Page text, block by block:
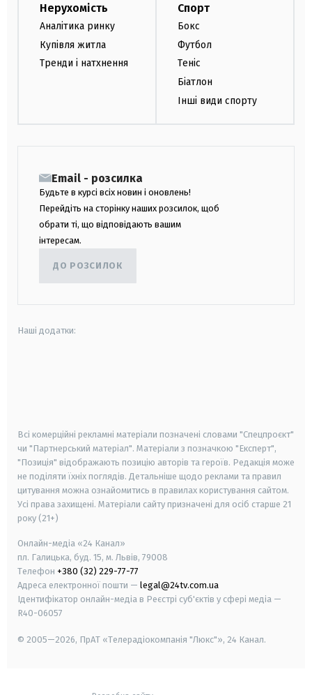
Нерухомість
Аналітика ринку
Купівля житла
Тренди і натхнення
Спорт
Бокс
Футбол
Теніс
Біатлон
Інші види спорту
Email - розсилка
Будьте в курсі всіх новин і оновлень!
Перейдіть на сторінку наших розсилок, щоб
обрати ті, що відповідають вашим
інтересам.
ДО РОЗСИЛОК
Наші додатки:
Всі комерційні рекламні матеріали позначені словами "Спецпроєкт"
чи "Партнерський матеріал". Матеріали з позначкою "Експерт",
"Позиція" відображають позицію авторів та героїв. Редакція може
не поділяти їхніх поглядів. Детальніше щодо реклами та правил
цитування можна ознайомитись в правилах користування сайтом.
Усі права захищені. Матеріали сайту призначені для осіб старше 21
року (21+)
Онлайн-медіа «24 Канал»
пл. Галицька, буд. 15, м. Львів, 79008
Телефон +380 (32) 229-77-77
Адреса електронної пошти — legal@24tv.com.ua
Ідентифікатор онлайн-медіа в Реєстрі суб'єктів у сфері медіа —
R40-06057
© 2005—2026, ПрАТ «Телерадіокомпанія "Люкс"», 24 Канал.